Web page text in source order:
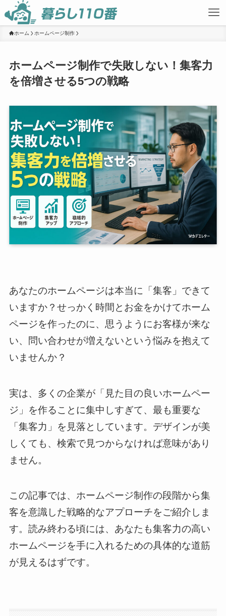
ホーム ホームページ制作
ホームページ制作で失敗しない！集客力
を倍増させる5つの戦略
あなたのホームページは本当に「集客」できて
いますか？せっかく時間とお金をかけてホーム
ページを作ったのに、思うようにお客様が来な
い、問い合わせが増えないという悩みを抱えて
いませんか？
実は、多くの企業が「見た目の良いホームペー
ジ」を作ることに集中しすぎて、最も重要な
「集客力」を見落としています。デザインが美
しくても、検索で見つからなければ意味があり
ません。
この記事では、ホームページ制作の段階から集
客を意識した戦略的なアプローチをご紹介しま
す。読み終わる頃には、あなたも集客力の高い
ホームページを手に入れるための具体的な道筋
が見えるはずです。